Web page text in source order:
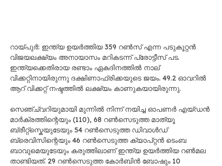
റായ്പുർ: ഇന്ത്യ ഉയർത്തിയ 359 റൺസ് എന്ന പടുകൂറ്റൻ
വിജയലക്ഷ്യം അനായാസം മറികടന്ന് പ്രോട്ടീസ് പട.
ഇന്ത്യക്കെതിരായ രണ്ടാം ഏകദിനത്തിൽ നാല്
വിക്കറ്റിനായിരുന്നു ദക്ഷിണാഫ്രിക്കയുടെ ജയം. 49.2 ഓവറിൽ
ആറ് വിക്കറ്റ് നഷ്ടത്തിൽ ലക്ഷ്യം കാണുകയായിരുന്നു.
സെഞ്ച്വറിയുമായി മുന്നിൽ നിന്ന് നയിച്ച ഓപണർ എയ്ഡൻ
മാർക്രത്തിന്റെയും (110), 68 റൺസെടുത്ത മാത്യൂ
ബ്രീറ്റ്സ്കെയുടേയും 54 റൺസെടുത്ത ഡിവാൾഡ്
ബ്രെവിസിന്റെയും 46 റൺസെടുത്ത ക്യാപ്റ്റൻ ടെംബ
ബാവുമെയുടേയും കരുത്തിലാണ് ഇന്ത്യ ഉയർത്തിയ റൺമല
താണ്ടിയത്. 29 റൺസെടുത്ത കോർബിൻ ബോഷും 10